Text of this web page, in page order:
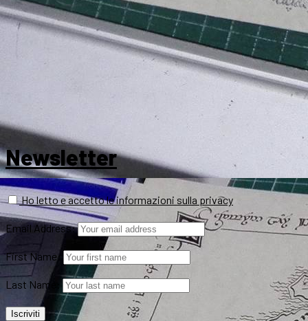
Newsletter
Ho letto e accetto le informazioni sulla privacy
Email Address:
First Name:
Last Name: